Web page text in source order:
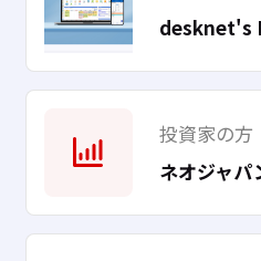
令和8年熊本地震に係る支援の
コーポレート 2026年07月
大阪信用金庫様が『Neuron
desknet's
投資家の方
ネオジャパ